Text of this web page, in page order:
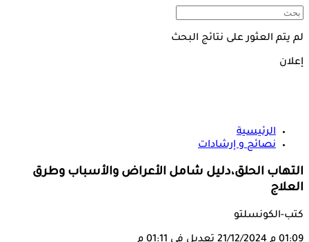
لم يتم العثور على نتائج البحث
إعلان
الرئيسية
نصائح و إرشادات
التهاب الحلق،دليل شامل الأعراض والأسباب وطرق
العلاج
كتب-الكونسلتو